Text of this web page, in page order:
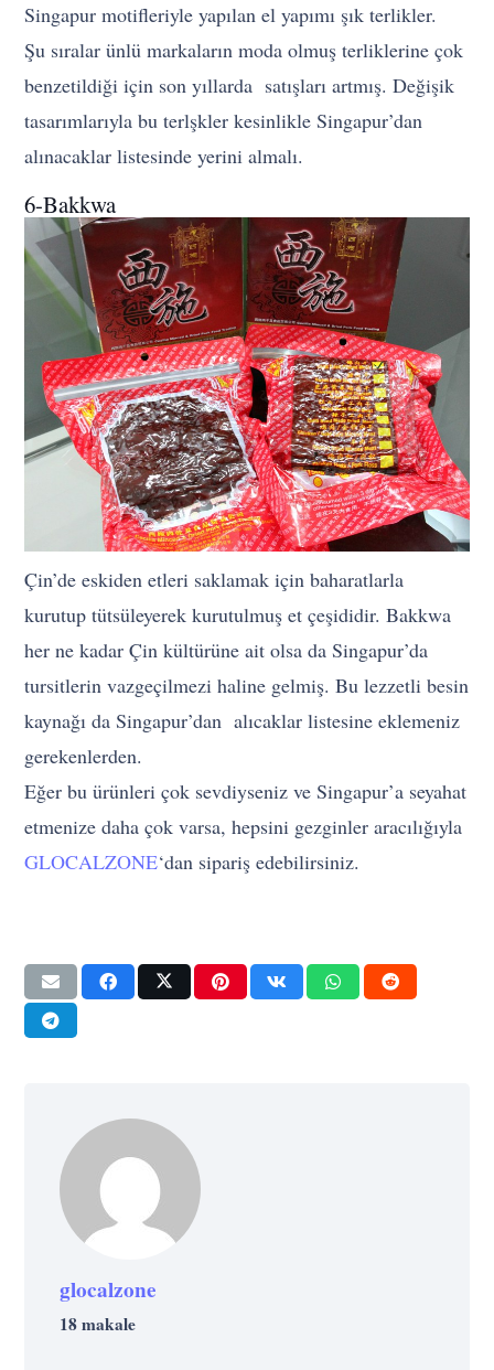
Singapur motifleriyle yapılan el yapımı şık terlikler.
Şu sıralar ünlü markaların moda olmuş terliklerine çok
benzetildiği için son yıllarda satışları artmış. Değişik
tasarımlarıyla bu terlşkler kesinlikle Singapur’dan
alınacaklar listesinde yerini almalı.
6-Bakkwa
Çin’de eskiden etleri saklamak için baharatlarla
kurutup tütsüleyerek kurutulmuş et çeşididir. Bakkwa
her ne kadar Çin kültürüne ait olsa da Singapur’da
tursitlerin vazgeçilmezi haline gelmiş. Bu lezzetli besin
kaynağı da Singapur’dan alıcaklar listesine eklemeniz
gerekenlerden.
Eğer bu ürünleri çok sevdiyseniz ve Singapur’a seyahat
etmenize daha çok varsa, hepsini gezginler aracılığıyla
GLOCALZONE‘dan sipariş edebilirsiniz.
glocalzone
18 makale